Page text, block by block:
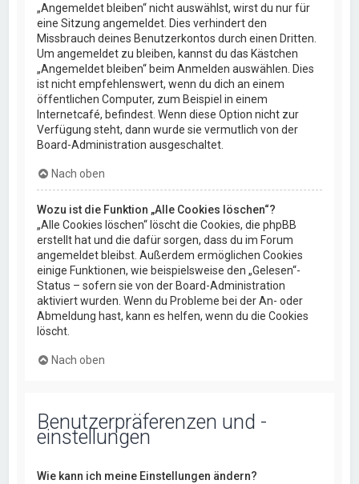
„Angemeldet bleiben“ nicht auswählst, wirst du nur für
eine Sitzung angemeldet. Dies verhindert den
Missbrauch deines Benutzerkontos durch einen Dritten.
Um angemeldet zu bleiben, kannst du das Kästchen
„Angemeldet bleiben“ beim Anmelden auswählen. Dies
ist nicht empfehlenswert, wenn du dich an einem
öffentlichen Computer, zum Beispiel in einem
Internetcafé, befindest. Wenn diese Option nicht zur
Verfügung steht, dann wurde sie vermutlich von der
Board-Administration ausgeschaltet.
Nach oben
Wozu ist die Funktion „Alle Cookies löschen“?
„Alle Cookies löschen“ löscht die Cookies, die phpBB
erstellt hat und die dafür sorgen, dass du im Forum
angemeldet bleibst. Außerdem ermöglichen Cookies
einige Funktionen, wie beispielsweise den „Gelesen“-
Status – sofern sie von der Board-Administration
aktiviert wurden. Wenn du Probleme bei der An- oder
Abmeldung hast, kann es helfen, wenn du die Cookies
löscht.
Nach oben
Benutzerpräferenzen und -
einstellungen
Wie kann ich meine Einstellungen ändern?